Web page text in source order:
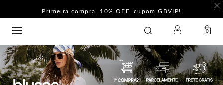
Primeira compra, 10% OFF, cupom GBVIP!
0